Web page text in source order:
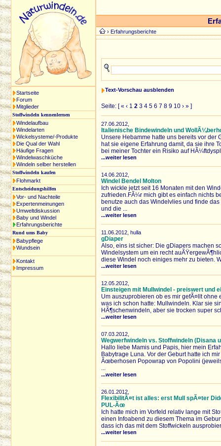
Startseite
Forum
Mitglieder
Stoffwindeln kennenlernen
Windelaufbau
Windelarten
Wickelsysteme/-Produkte
Die Qual der Wahl
Häufige Fragen
Windelwaschküche
Windeln selber herstellen
Stoffwindeln kaufen
Flohmarkt
Entscheidungshilfen
Vor- und Nachteile
Expertenmeinungen
Umweltdiskussion
Baby und Windel
Erfahrungsberichte
Rund ums Baby
Babypflege
Wundsein
Kontakt
Impressum
›Erfahrungsberichte
Text-Vorschau ausblenden
Seite: [« ‹ 1 2 3 4 5 6 7 8 9 10 › » ]
27.06.2012,
Italienische Bindewindeln und
Unsere Hebamme hatte uns bereits vor
hat sie eigene Erfahrung damit, da sie ihre
bei meiner Tochter ein Risiko auf
...weiter lesen
14.06.2012,
Windel Bendel Molton
Ich wickle jetzt seit 16 Monaten mit den
zufrieden.FÃ¼r mich gibt es einfach nichts
benutze auch das Windelvlies und finde
und die ...
...weiter lesen
11.06.2012, hulla
gDiaper
Also, eins ist sicher: Die gDiapers machen
Windelsystem um ein recht
diese Windel noch einiges mehr zu bieten.
...weiter lesen
12.05.2012,
Einsteigen mit Mullwindel - preiswert und
Um auszuprobieren ob es mir gefÃ¤llt
was ich schon hatte: Mullwindeln. Klar sie
HÃ¶schenwindeln, aber sie trocken super
...weiter lesen
07.03.2012,
Wegwerfwindeln vs. Stoffwindeln (Disana
Hallo liebe Mamis und Papis, hier mein
Babytrage Luna. Vor der Geburt hatte ich
Ãœberhosen Popowrap von Popolini
...
...weiter lesen
26.01.2012,
FlexibilitÃ¤t ist alles: erst Mull spÃ¤ter
PUL-Ãœ
Ich hatte mich im Vorfeld relativ lange mit
einen Infoabend zu diesem Thema im
dass ich das mit dem Stoffwickeln
...weiter lesen